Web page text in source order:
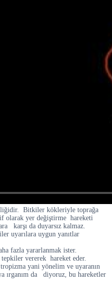
Bitkiler kökleriyle toprağa
olarak yer değiştirme hareketi
karşı da duyarsız kalmaz.
uyarılara uygun yanıtlar
fazla yararlanmak ister.
vererek hareket eder.
yani yönelim ve uyaranın
ırganım da diyoruz, bu hareketler